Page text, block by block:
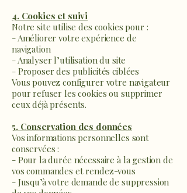
4. Cookies et suivi
Notre site utilise des cookies pour :
- Améliorer votre expérience de
navigation
- Analyser l’utilisation du site
- Proposer des publicités ciblées
Vous pouvez configurer votre navigateur
pour refuser les cookies ou supprimer
ceux déjà présents.
5. Conservation des données
Vos informations personnelles sont
conservées :
- Pour la durée nécessaire à la gestion de
vos commandes et rendez-vous
- Jusqu’à votre demande de suppression